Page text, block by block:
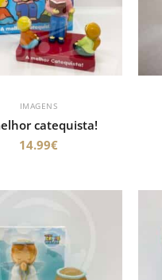
IMAGENS
catequista!
14.99€